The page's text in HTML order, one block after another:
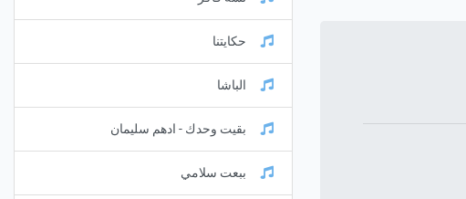
حكايتنا
الباشا
بقيت وحدك - ادهم سليمان
ببعت سلامي